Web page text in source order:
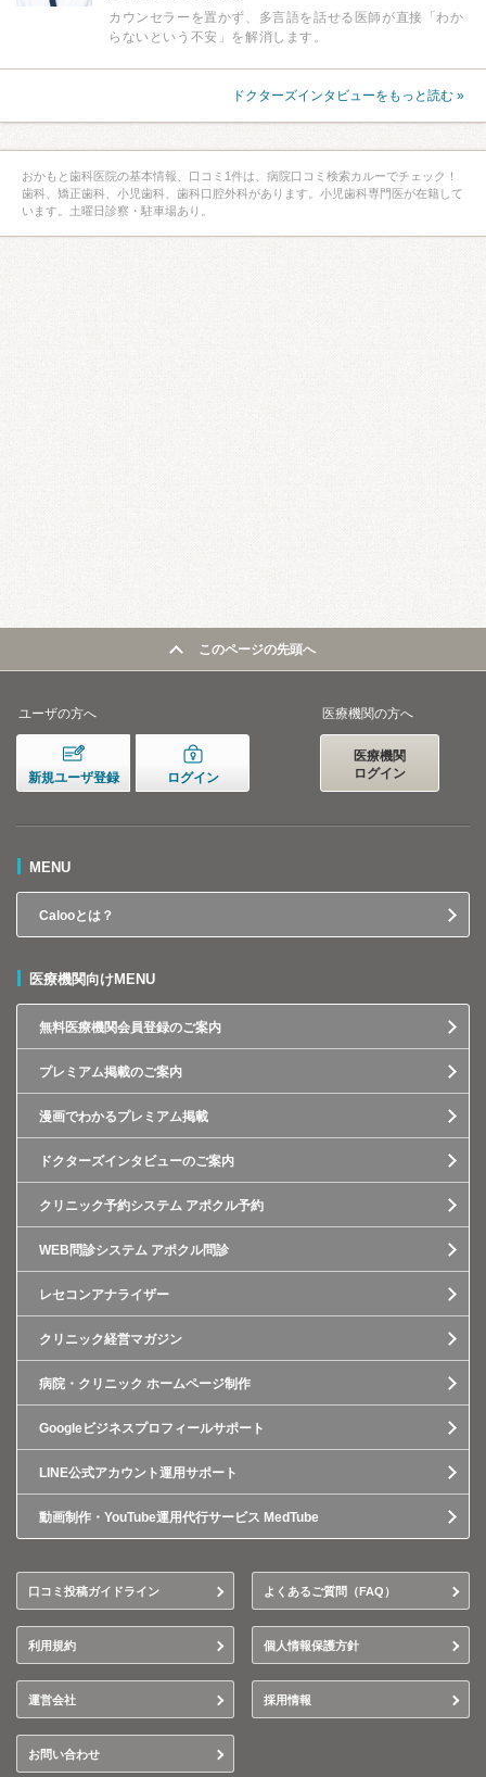
カウンセラーを置かず、多言語を話せる医師が直接「わか
らないという不安」を解消します。
ドクターズインタビューをもっと読む »
おかもと歯科医院の基本情報、口コミ1件は、病院口コミ検索カルーでチェック！
歯科、矯正歯科、小児歯科、歯科口腔外科があります。小児歯科専門医が在籍して
います。土曜日診察・駐車場あり。
このページの先頭へ
ユーザの方へ
新規ユーザ登録 ログイン
医療機関の方へ
医療機関
ログイン
MENU
Calooとは？
医療機関向けMENU
無料医療機関会員登録のご案内
プレミアム掲載のご案内
漫画でわかるプレミアム掲載
ドクターズインタビューのご案内
クリニック予約システム アポクル予約
WEB問診システム アポクル問診
レセコンアナライザー
クリニック経営マガジン
病院・クリニック ホームページ制作
Googleビジネスプロフィールサポート
LINE公式アカウント運用サポート
動画制作・YouTube運用代行サービス MedTube
口コミ投稿ガイドライン よくあるご質問（FAQ）
利用規約 個人情報保護方針
運営会社 採用情報
お問い合わせ